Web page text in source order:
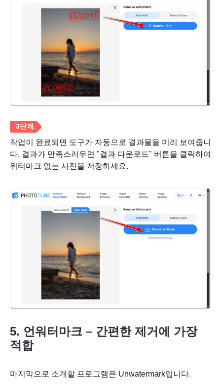
작업이 완료되면 도구가 자동으로 결과물을 미리 보여줍니
다. 결과가 만족스러우면 "결과 다운로드" 버튼을 클릭하여
워터마크 없는 사진을 저장하세요.
5. 언워터마크 – 간편한 제거에 가장
적합
마지막으로 소개할 프로그램은 Unwatermark입니다.